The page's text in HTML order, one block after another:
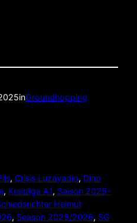
inGroundhopping
, Crisis Luzayadio, Dino
, Kreisliga A1, Saison 2025-
Helmut
, Season 2025/2026, SG